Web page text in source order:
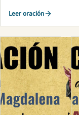
Leer oración